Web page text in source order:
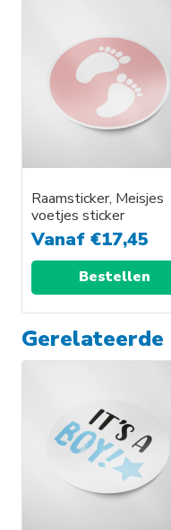
heeft
meerdere
variaties.
Deze
optie
gekozen
worden
op
de
Raamsticker, Meisjes
voetjes sticker
Vanaf €17,45
Bestellen
product
variaties.
Deze
optie
kan
gekozen